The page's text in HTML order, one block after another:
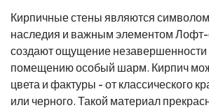
Кирпичные стены являются
наследия и важным элементом
создают ощущение
помещению особый шарм. Кирпич
цвета и фактуры - от классического
или черного. Такой материал